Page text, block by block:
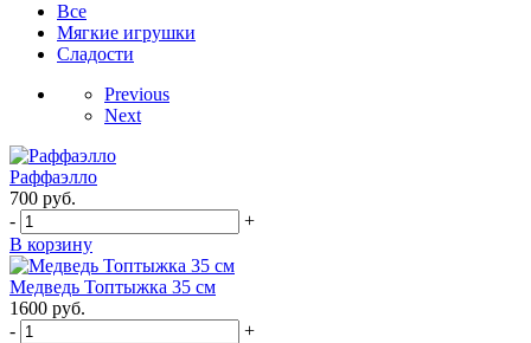
Все
Мягкие игрушки
Сладости
Previous
Next
Раффаэлло
700 руб.
-
+
В корзину
Медведь Топтыжка 35 см
1600 руб.
-
+